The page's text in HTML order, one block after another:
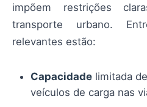
impõem restrições
transporte urbano.
relevantes estão:
Capacidade limitada
veículos de carga nas